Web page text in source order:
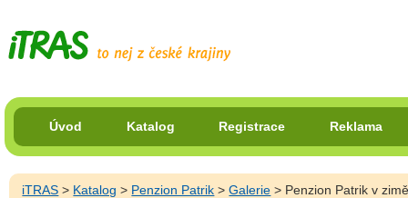
Úvod Katalog Registrace Reklama
iTRAS > Katalog > Penzion Patrik >Galerie > Penzion Patrik v